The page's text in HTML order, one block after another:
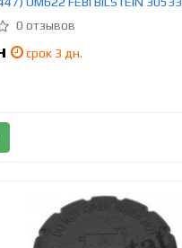
0 отзывов
срок 3 дн.